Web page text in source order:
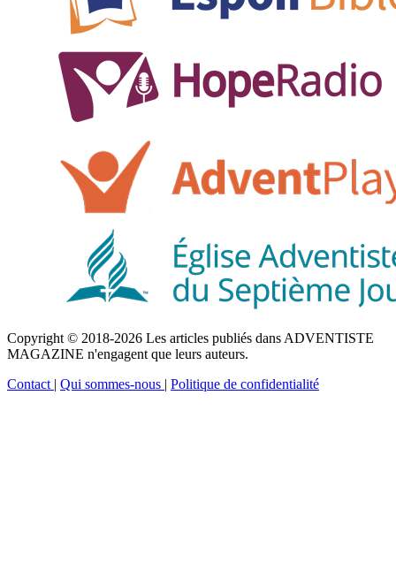
Copyright © 2018-2026 Les articles publiés dans ADVENTISTE
MAGAZINE n'engagent que leurs auteurs.
Contact | Qui sommes-nous | Politique de confidentialité